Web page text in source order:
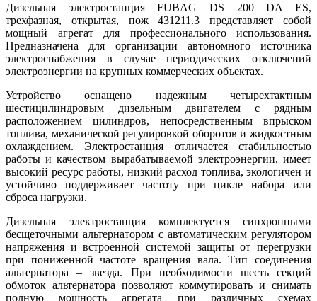
Дизельная электростанция FUBAG DS 200 DA ES,
трехфазная, открытая, пож 431211.3 представляет собой
мощный агрегат для профессионального использования.
Предназначена для организации автономного источника
электроснабжения в случае периодических отключений
электроэнергии на крупных коммерческих объектах.
Устройство оснащено надежным четырехтактным
шестицилиндровым дизельным двигателем с рядным
расположением цилиндров, непосредственным впрыском
топлива, механической регулировкой оборотов и жидкостным
охлаждением. Электростанция отличается стабильностью
работы и качеством вырабатываемой электроэнергии, имеет
высокий ресурс работы, низкий расход топлива, экологичен и
устойчиво поддерживает частоту при цикле набора или
сброса нагрузки.
Дизельная электростанция комплектуется синхронными
бесщеточными альтернатором с автоматическим регулятором
напряжения и встроенной системой защиты от перегрузки
при пониженной частоте вращения вала. Тип соединения
альтернатора – звезда. При необходимости шесть секций
обмоток альтернатора позволяют коммутировать и снимать
полную мощность агрегата при различных схемах